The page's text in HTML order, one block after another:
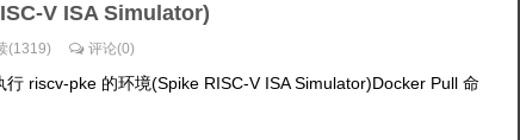
V ISA Simulator)
(1319) 评论(0)
riscv-pke 的环境(Spike RISC-V ISA Simulator)Docker Pull 命